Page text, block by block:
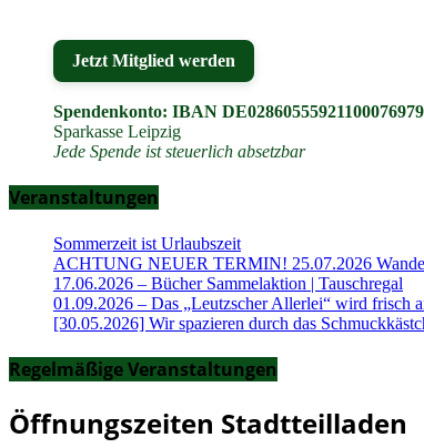
Jetzt Mitglied werden
Spendenkonto: IBAN DE02860555921100076979
Sparkasse Leipzig
Jede Spende ist steuerlich absetzbar
Veranstaltungen
Sommerzeit ist Urlaubszeit
ACHTUNG NEUER TERMIN! 25.07.2026
17.06.2026 – Bücher Sammelaktion | Tauschregal
01.09.2026 – Das „Leutzscher Allerlei“ wird frisch
[30.05.2026] Wir spazieren durch das
Regelmäßige Veranstaltungen
Öffnungszeiten Stadtteilladen